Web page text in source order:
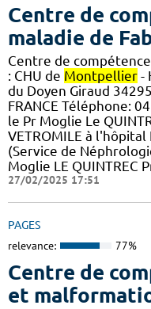
Centre de
maladie de
Centre de
: CHU de Montpellier -
du Doyen Giraud 34295
FRANCE Téléphone:
le Pr Moglie Le
VETROMILE à l'hôpital
(Service de
Moglie LE QUINTREC
27/02/2025 17:51
PAGES
relevance: 77%
Centre de
et